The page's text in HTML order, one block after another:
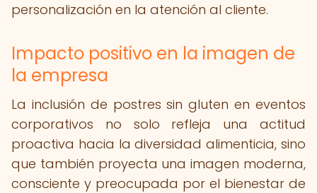
personalización en la atención al cliente.
Impacto positivo en la imagen de
la empresa
La inclusión de postres sin gluten en eventos
corporativos no solo refleja una actitud
proactiva hacia la diversidad alimenticia, sino
que también proyecta una imagen moderna,
consciente y preocupada por el bienestar de